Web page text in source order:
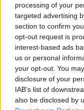
processing of your
targeted advertising
section to confirm
opt-out request is
interest-based ads
us or personal
your opt-out. You
disclosure of your
IAB’s list of
also be disclosed by
ATTIECĪBAS ĢIMENĒ
“Laiks, ko esmu
nemainītu ne pret
par tēva lomu bērna